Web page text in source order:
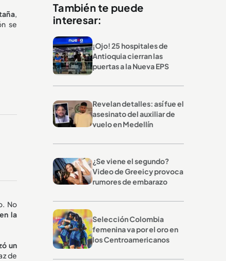
,
se
No
la
un
de
También te puede
interesar:
¡Ojo! 25 hospitales de
Antioquia cierran las
puertas a la Nueva EPS
Revelan detalles: así fue el
asesinato del auxiliar de
vuelo en Medellín
¿Se viene el segundo?
Video de Greeicy provoca
rumores de embarazo
Selección Colombia
femenina va por el oro en
los Centroamericanos